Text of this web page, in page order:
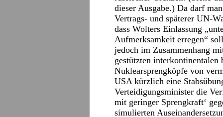
dieser Ausgabe.) Da darf
Vertrags- und späterer UN-
dass Wolters Einlassung
Aufmerksamkeit erregen“
jedoch im Zusammenhang
gestützten
Nuklearsprengköpfe von
USA kürzlich eine
Verteidigungsminister die
mit geringer Sprengkraft‘
simulierten